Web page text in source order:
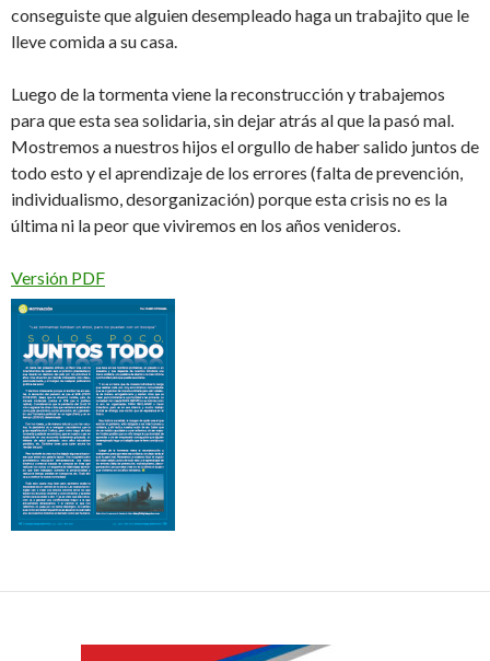
conseguiste que alguien desempleado haga un trabajito que le
lleve comida a su casa.
Luego de la tormenta viene la reconstrucción y trabajemos
para que esta sea solidaria, sin dejar atrás al que la pasó mal.
Mostremos a nuestros hijos el orgullo de haber salido juntos de
todo esto y el aprendizaje de los errores (falta de prevención,
individualismo, desorganización) porque esta crisis no es la
última ni la peor que viviremos en los años venideros.
Versión PDF